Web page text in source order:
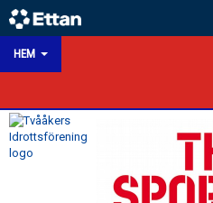
HEM
HEM